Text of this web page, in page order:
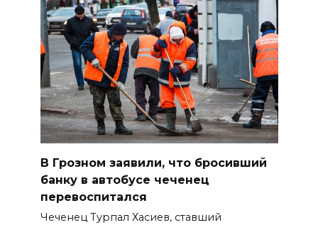
В Грозном заявили, что бросивший
банку в автобусе чеченец
перевоспитался
Чеченец Турпал Хасиев, ставший